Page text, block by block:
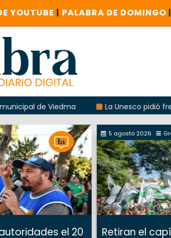
YOUTUBE | PALABRA DE DOMINGO |
Viedma La Unesco pidió frenar las
Roca
el 20
5 agosto 2026
Retiran el